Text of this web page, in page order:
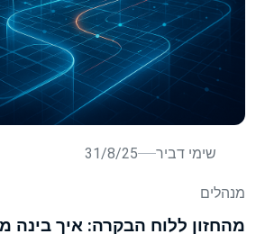
שימי דביר 31/8/25
מנהלים
מהחזון ללוח הבקרה: איך בינה